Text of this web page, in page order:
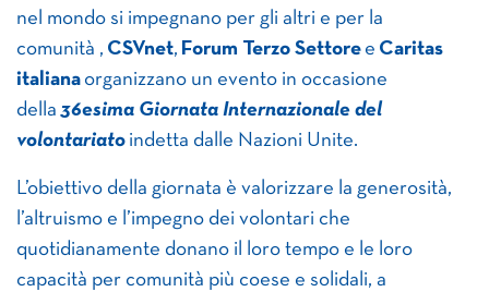
nel mondo si impegnano per gli altri e per la
comunità , CSVnet, Forum Terzo Settore e Caritas
italiana organizzano un evento in occasione
della 36esima Giornata Internazionale del
volontariato indetta dalle Nazioni Unite.
L’obiettivo della giornata è valorizzare la generosità,
l’altruismo e l’impegno dei volontari che
quotidianamente donano il loro tempo e le loro
capacità per comunità più coese e solidali, a